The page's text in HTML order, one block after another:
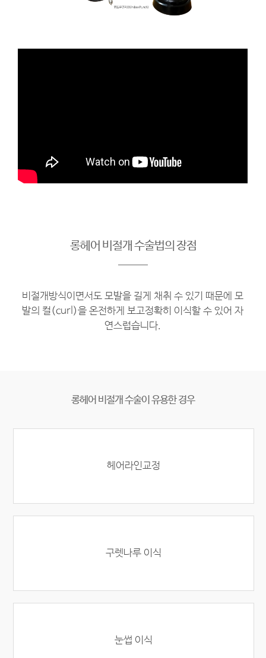
롱헤어 비절개 수술법의 장점
비절개방식이면서도 모발을 길게 채취 수 있기 때문에 모
발의 컬(curl)을 온전하게 보고정확히 이식할 수 있어 자
연스럽습니다.
롱헤어 비절개 수술이 유용한 경우
헤어라인교정
구렛나루 이식
눈썹 이식